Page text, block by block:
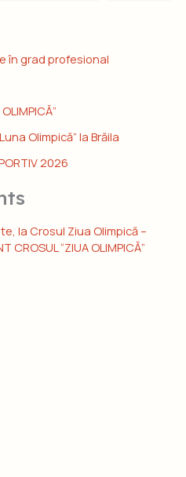
în grad profesional
Olimpică” la Brăila
2026
la Crosul Ziua Olimpică –
CROSUL “ZIUA OLIMPICĂ”